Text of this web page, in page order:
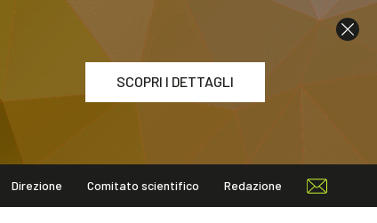
SCOPRI I DETTAGLI
Direzione Comitato scientifico Redazione